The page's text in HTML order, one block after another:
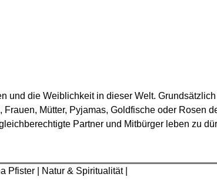
und die Weiblichkeit in dieser Welt.
Mütter, Pyjamas, Goldfische oder Rosen
Partner und Mitbürger leben zu
Pfister | Natur & Spiritualität |